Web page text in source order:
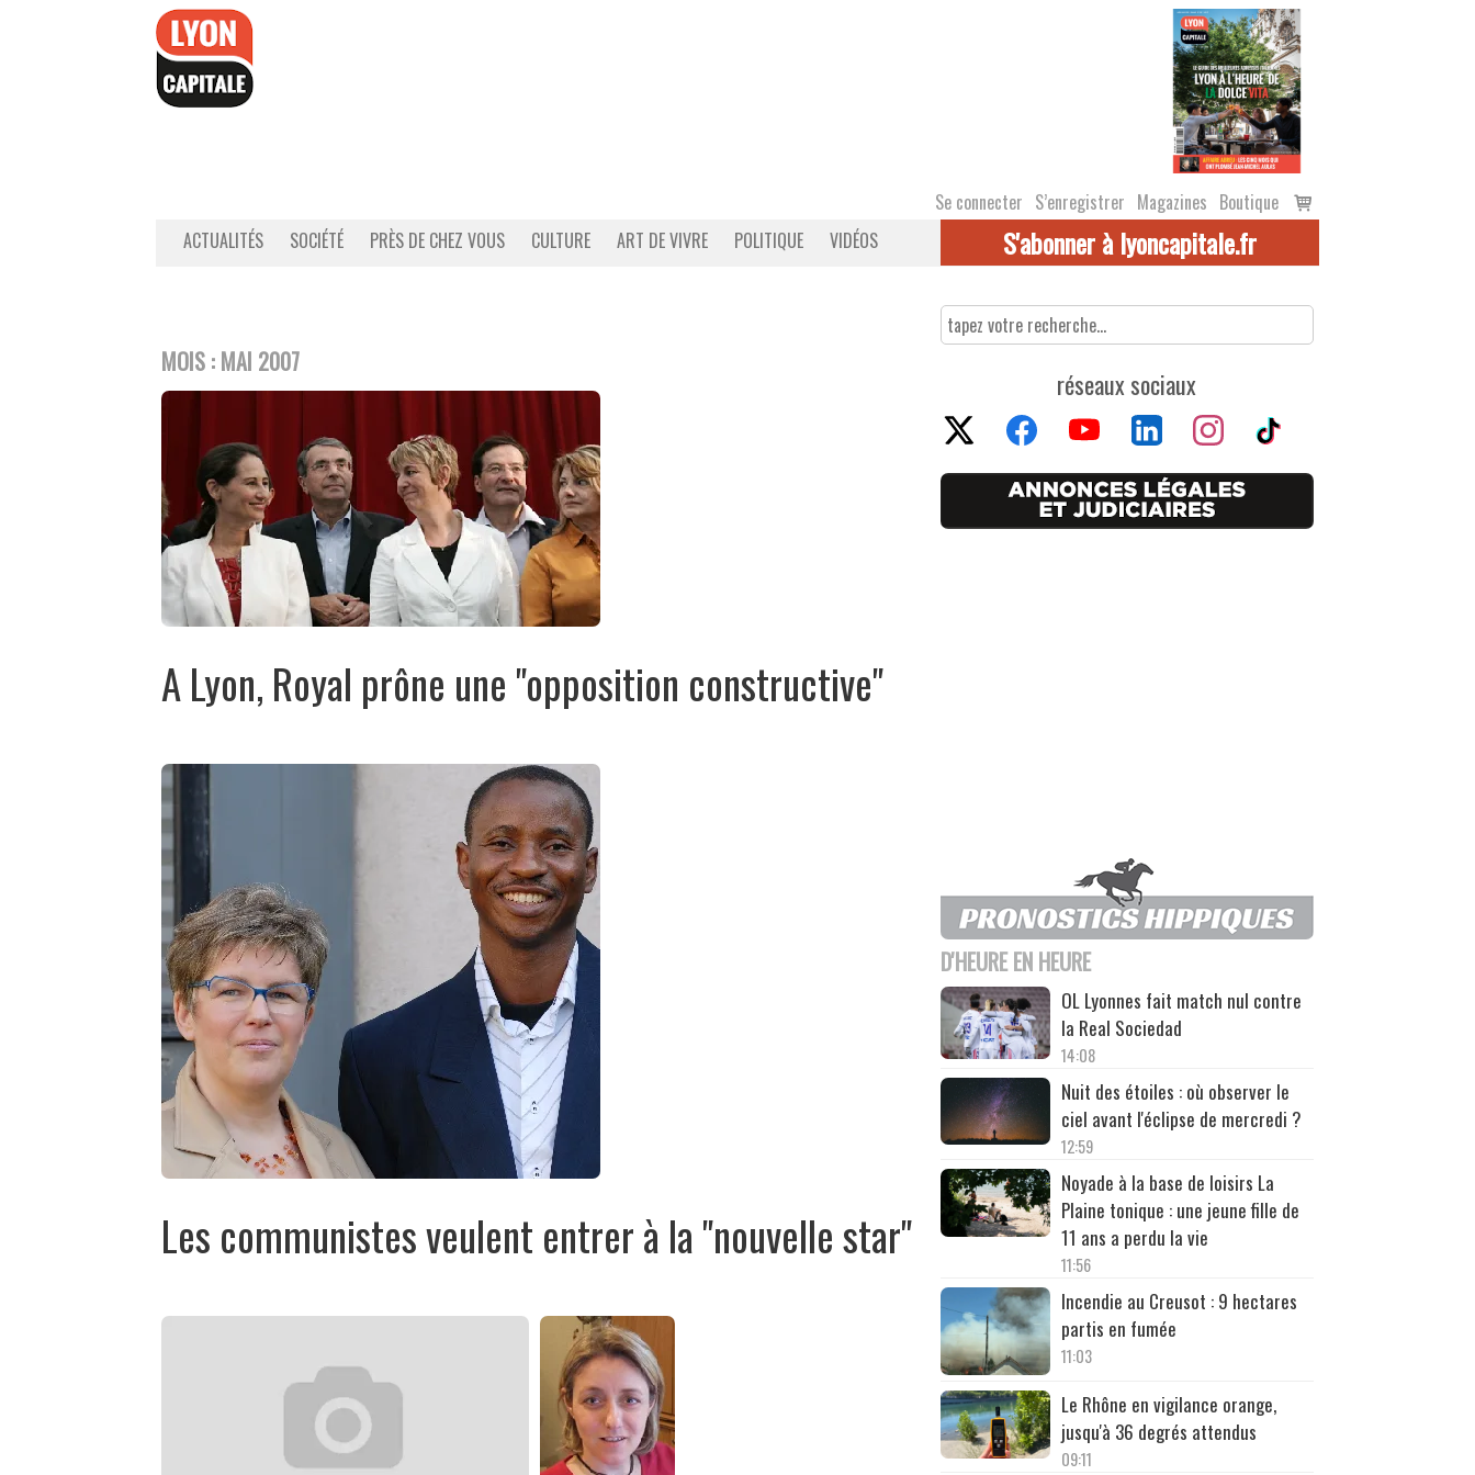
Se connecter S’enregistrer Magazines Boutique
Voir
le
ACTUALITÉS SOCIÉTÉ PRÈS DE CHEZ VOUS CULTURE ART DE VIVRE POLITIQUE VIDÉOS S'abonner à lyoncapitale.fr
MOIS : MAI 2007
A Lyon, Royal prône une "opposition constructive"
Les communistes veulent entrer à la "nouvelle star"
réseaux sociaux
D'HEURE EN HEURE
OL Lyonnes fait match nul contre
la Real Sociedad
14:08
Nuit des étoiles : où observer le
ciel avant l'éclipse de mercredi ?
12:59
Noyade à la base de loisirs La
Plaine tonique : une jeune fille de
11 ans a perdu la vie
11:56
Incendie au Creusot : 9 hectares
partis en fumée
11:03
Le Rhône en vigilance orange,
jusqu'à 36 degrés attendus
09:11